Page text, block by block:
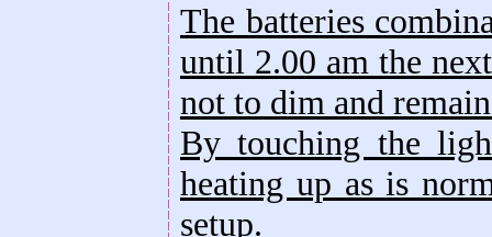
The batteries
until 2.00 am the
not to dim and
By touching the
heating up as is
setup.